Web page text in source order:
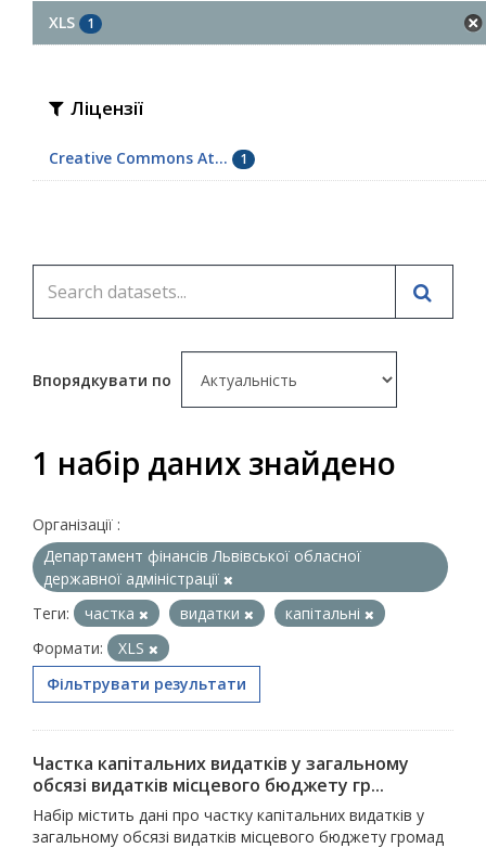
XLS 1
Ліцензії
Creative Commons At... 1
Впорядкувати по
1 набір даних знайдено
Організації :
Департамент фінансів Львівської обласної
державної адміністрації
Теги:
частка видатки
капітальні
Формати:
XLS
Фільтрувати результати
Частка капітальних видатків у загальному
обсязі видатків місцевого бюджету гр...
Набір містить дані про частку капітальних видатків у
загальному обсязі видатків місцевого бюджету громад